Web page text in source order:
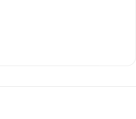
πλακίδιο πορσελάνης